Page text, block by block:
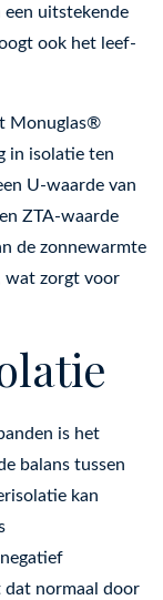
een uitstekende
ook het leef-
Monuglas®
in isolatie ten
U-waarde van
ZTA-waarde
de zonnewarmte
wat zorgt voor
is het
balans tussen
kan
normaal door